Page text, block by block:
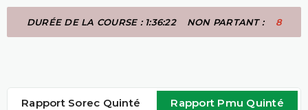
DURÉE DE LA COURSE : 1:36:22 NON PARTANT : 8
Rapport Sorec Quinté Rapport Pmu Quinté